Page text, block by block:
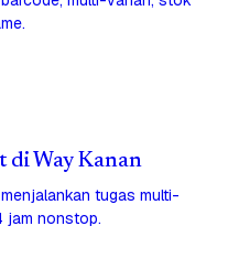
di Way Kanan
tugas multi-
jam nonstop.